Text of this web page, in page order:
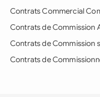
Contrats Commercial
Contrats de Commission
Contrats de Commission
Contrats de